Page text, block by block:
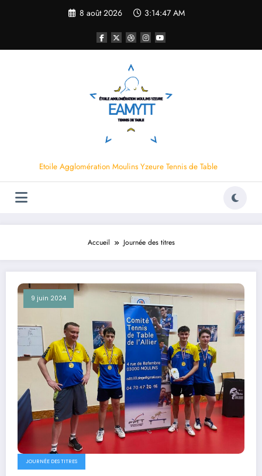
8 août 2026 3:14:47 AM
Etoile Agglomération Moulins Yzeure Tennis de Table
Accueil Journée des titres
9 juin 2024
JOURNÉE DES TITRES